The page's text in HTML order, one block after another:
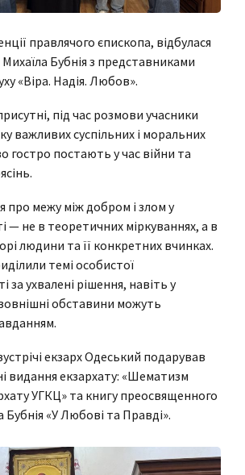
правлячого єпископа, відбулася
Бубнія з представниками
«Віра. Надія. Любов».
під час розмови учасники
важливих суспільних і моральних
гостро постають у час війни та
про межу між добром і злом у
— не в теоретичних міркуваннях, а в
людини та її конкретних вчинках.
темі особистої
за ухвалені рішення, навіть у
обставини можуть
екзарх Одеський подарував
видання екзархату: «Шематизм
УГКЦ» та книгу преосвященного
Бубнія «У Любові та Правді».